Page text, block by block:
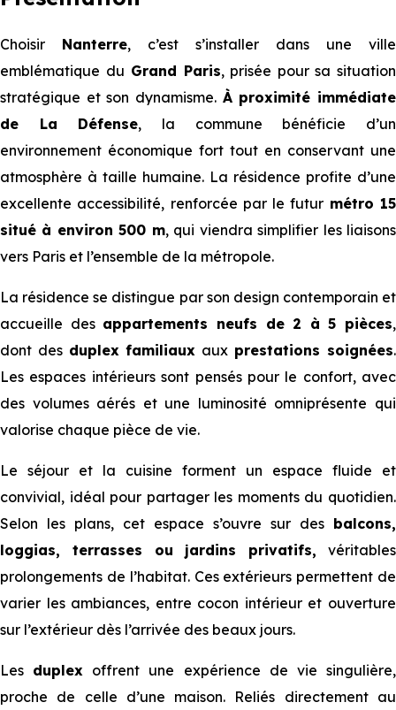
Choisir Nanterre, c’est s’installer dans une ville
emblématique du Grand Paris, prisée pour sa situation
stratégique et son dynamisme. À proximité immédiate
de La Défense, la commune bénéficie d’un
environnement économique fort tout en conservant une
atmosphère à taille humaine. La résidence profite d’une
excellente accessibilité, renforcée par le futur métro 15
situé à environ 500 m, qui viendra simplifier les liaisons
vers Paris et l’ensemble de la métropole.
La résidence se distingue par son design contemporain et
accueille des appartements neufs de 2 à 5 pièces,
dont des duplex familiaux aux prestations soignées.
Les espaces intérieurs sont pensés pour le confort, avec
des volumes aérés et une luminosité omniprésente qui
valorise chaque pièce de vie.
Le séjour et la cuisine forment un espace fluide et
convivial, idéal pour partager les moments du quotidien.
Selon les plans, cet espace s’ouvre sur des balcons,
loggias, terrasses ou jardins privatifs, véritables
prolongements de l’habitat. Ces extérieurs permettent de
varier les ambiances, entre cocon intérieur et ouverture
sur l’extérieur dès l’arrivée des beaux jours.
Les duplex offrent une expérience de vie singulière,
proche de celle d’une maison. Reliés directement au